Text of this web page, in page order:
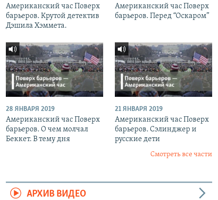
Американский час Поверх
барьеров. Крутой детектив
Дэшила Хэммета.
Американский час Поверх
барьеров. Перед “Оскаром”
28 ЯНВАРЯ 2019
Американский час Поверх
барьеров. О чем молчал
Беккет. В тему дня
21 ЯНВАРЯ 2019
Американский час Поверх
барьеров. Сэлинджер и
русские дети
Смотреть все части
АРХИВ ВИДЕО